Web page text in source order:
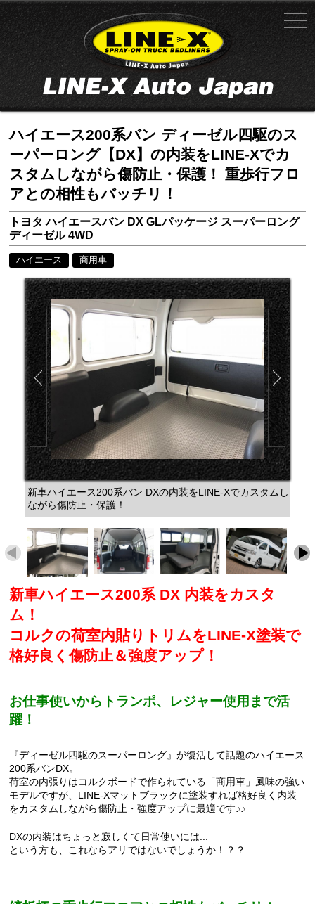
ハイエース200系バン ディーゼル四駆のス
ーパーロング【DX】の内装をLINE-Xでカ
スタムしながら傷防止・保護！ 重歩行フロ
アとの相性もバッチリ！
トヨタ ハイエースバン DX GLパッケージ スーパーロング
ディーゼル 4WD
ハイエース 商用車
新車ハイエース200系バン DXの内装をLINE-Xでカスタムし
ながら傷防止・保護！
新車ハイエース200系 DX 内装をカスタ
ム！
コルクの荷室内貼りトリムをLINE-X塗装で
格好良く傷防止＆強度アップ！
お仕事使いからトランポ、レジャー使用まで活
躍！
『ディーゼル四駆のスーパーロング』が復活して話題のハイエース
200系バンDX。
荷室の内張りはコルクボードで作られている「商用車」風味の強い
モデルですが、LINE-Xマットブラックに塗装すれば格好良く内装
をカスタムしながら傷防止・強度アップに最適です♪♪
DXの内装はちょっと寂しくて日常使いには...
という方も、これならアリではないでしょうか！？？